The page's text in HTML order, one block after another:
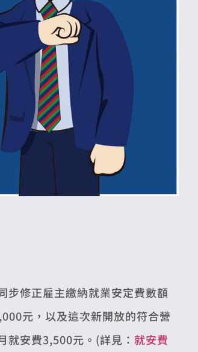
步修正雇主繳納就業安定費數額
元，以及這次新開放的符合營
就安費3,500元。(詳見： 就安費